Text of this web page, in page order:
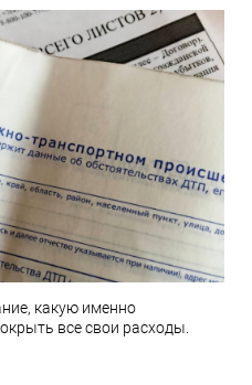
какую именно
все свои расходы.